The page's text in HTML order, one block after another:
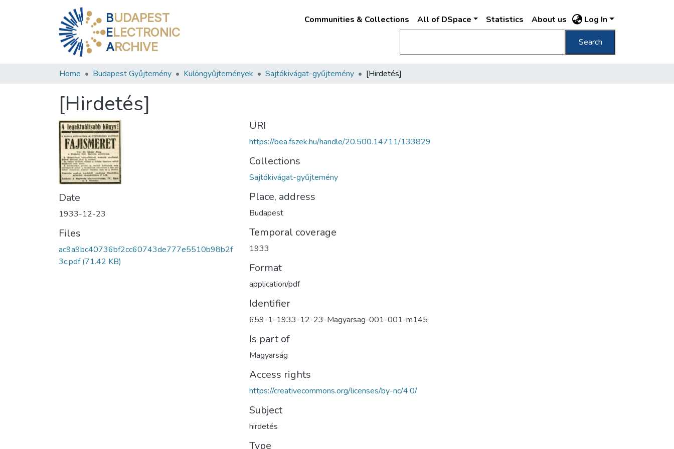
BUDAPEST
ELECTRONIC
ARCHIVE
Communities & Collections All of DSpace Statistics About us Log In
Search
Home Budapest Gyűjtemény Különgyűjtemények Sajtókivágat-gyűjtemény [Hirdetés]
[Hirdetés]
Date
1933-12-23
Files
ac9a9bc40736bf2cc60743de777e5510b98b2f
3c.pdf(71.42 KB)
URI
https://bea.fszek.hu/handle/20.500.14711/133829
Collections
Sajtókivágat-gyűjtemény
Place, address
Budapest
Temporal coverage
1933
Format
application/pdf
Identifier
659-1-1933-12-23-Magyarsag-001-001-m145
Is part of
Magyarság
Access rights
https://creativecommons.org/licenses/by-nc/4.0/
Subject
hirdetés
Type